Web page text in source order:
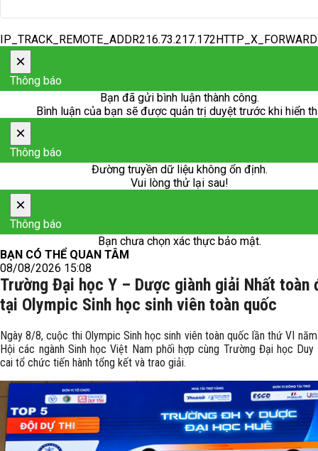
×
Thông báo
Bạn đã gửi bình luận thành công.
Bình luận của bạn sẽ được quản trị duyệt trước khi hiển
×
Thông báo
Đường truyền dữ liệu không ổn định.
Vui lòng thử lại sau!
×
Thông báo
Bạn chưa chọn xác thực bảo mật.
BẠN CÓ THỂ QUAN TÂM
08/08/2026 15:08
Trường Đại học Y – Dược giành giải Nhất toàn
tại Olympic Sinh học sinh viên toàn quốc
Ngày 8/8, cuộc thi Olympic Sinh học sinh viên toàn quốc lần thứ VI
Hội các ngành Sinh học Việt Nam phối hợp cùng Trường Đại học Duy
cai tổ chức tiến hành tổng kết và trao giải.